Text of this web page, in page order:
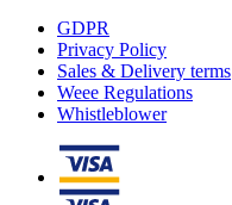
GDPR
Privacy Policy
Sales & Delivery terms
Weee Regulations
Whistleblower